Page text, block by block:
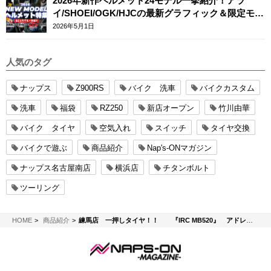
イ/SHOEI/OGK/HJCの最新グラフィック＆限定モデ
ルまとめ
2026年5月1日
人気のタグ
ナップス Z900RS バイク 洗車 バイクカスタム
洗車 福袋 RZ250 新店オープン 竹川由華
バイク タイヤ 空気入れ スイッチ タイヤ交換
バイクで遊ぶ 商品紹介 Nap's-ONマガジン
ナップス名古屋南店 横浜店 チタンボルト
ツーリング
HOMENAPS-ON マガジン
商品紹介 練馬店 一押しタイヤ！！ 『IRC MB520』 アドレスV125サイズ